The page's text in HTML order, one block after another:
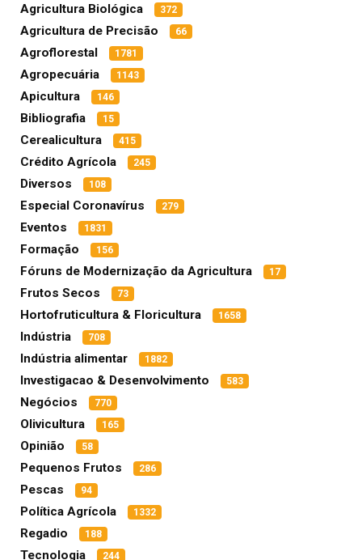
Agricultura Biológica 372
Agricultura de Precisão 66
Agroflorestal 1781
Agropecuária 1143
Apicultura 146
Bibliografia 15
Cerealicultura 415
Crédito Agrícola 245
Diversos 108
Especial Coronavírus 279
Eventos 1831
Formação 156
Fóruns de Modernização da Agricultura 17
Frutos Secos 73
Hortofruticultura & Floricultura 1658
Indústria 708
Indústria alimentar 1882
Investigacao & Desenvolvimento 583
Negócios 770
Olivicultura 165
Opinião 58
Pequenos Frutos 286
Pescas 94
Política Agrícola 1332
Regadio 188
Tecnologia 244